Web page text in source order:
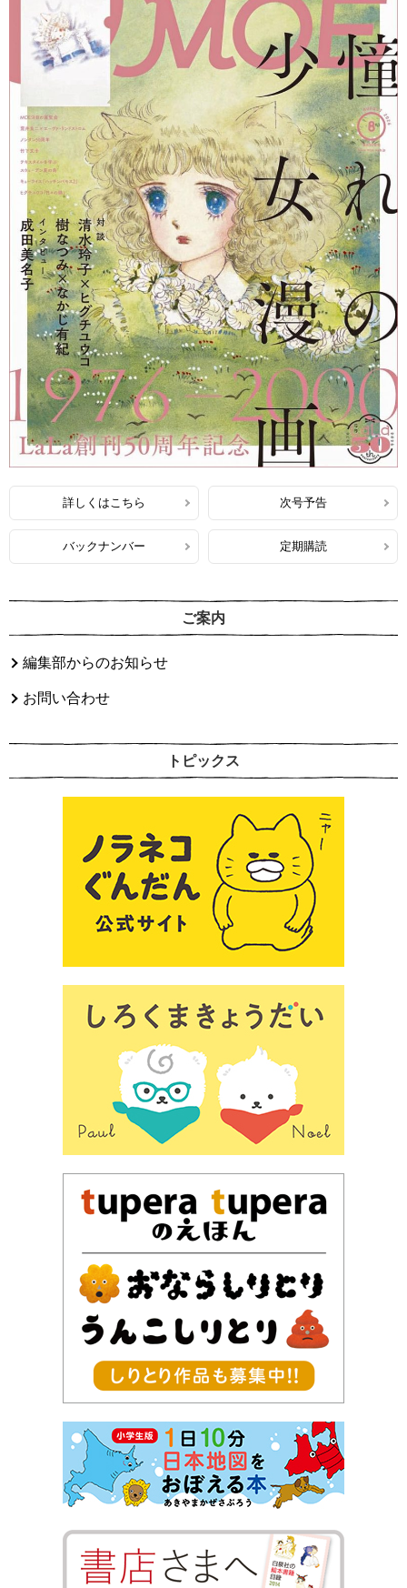
詳しくはこちら 次号予告
バックナンバー 定期購読
ご案内
編集部からのお知らせ
お問い合わせ
トピックス